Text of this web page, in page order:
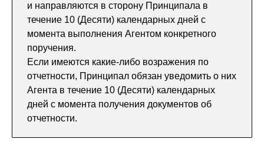
и направляются в сторону Принципала в
течение 10 (Десяти) календарных дней с
момента выполнения Агентом конкретного
поручения.
Если имеются какие-либо возражения по
отчетности, Принципал обязан уведомить о них
Агента в течение 10 (Десяти) календарных
дней с момента получения документов об
отчетности.